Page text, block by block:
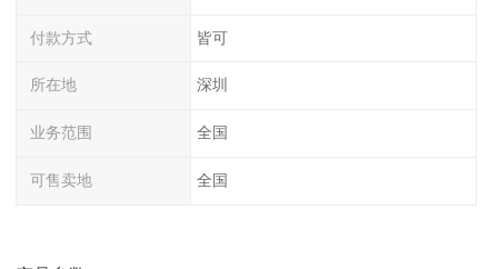
付款方式 皆可
所在地 深圳
业务范围 全国
可售卖地 全国